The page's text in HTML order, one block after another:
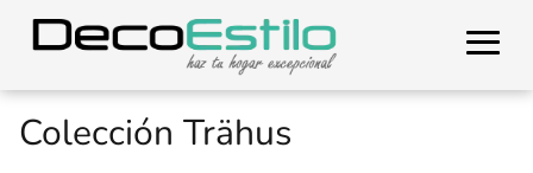
Colección Trähus